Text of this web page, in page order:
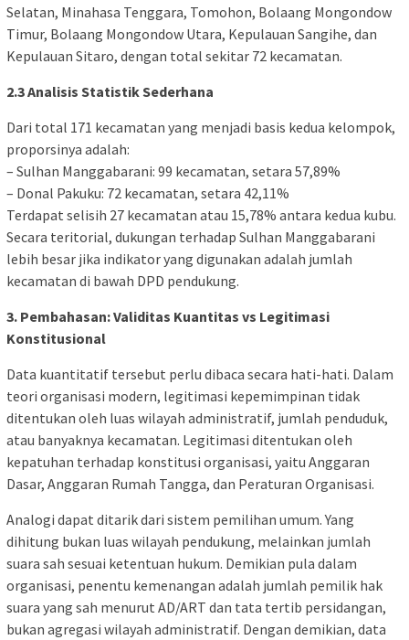
Selatan, Minahasa Tenggara, Tomohon, Bolaang Mongondow
Timur, Bolaang Mongondow Utara, Kepulauan Sangihe, dan
Kepulauan Sitaro, dengan total sekitar 72 kecamatan.
2.3 Analisis Statistik Sederhana
Dari total 171 kecamatan yang menjadi basis kedua kelompok,
proporsinya adalah:
– Sulhan Manggabarani: 99 kecamatan, setara 57,89%
– Donal Pakuku: 72 kecamatan, setara 42,11%
Terdapat selisih 27 kecamatan atau 15,78% antara kedua kubu.
Secara teritorial, dukungan terhadap Sulhan Manggabarani
lebih besar jika indikator yang digunakan adalah jumlah
kecamatan di bawah DPD pendukung.
3. Pembahasan: Validitas Kuantitas vs Legitimasi
Konstitusional
Data kuantitatif tersebut perlu dibaca secara hati-hati. Dalam
teori organisasi modern, legitimasi kepemimpinan tidak
ditentukan oleh luas wilayah administratif, jumlah penduduk,
atau banyaknya kecamatan. Legitimasi ditentukan oleh
kepatuhan terhadap konstitusi organisasi, yaitu Anggaran
Dasar, Anggaran Rumah Tangga, dan Peraturan Organisasi.
Analogi dapat ditarik dari sistem pemilihan umum. Yang
dihitung bukan luas wilayah pendukung, melainkan jumlah
suara sah sesuai ketentuan hukum. Demikian pula dalam
organisasi, penentu kemenangan adalah jumlah pemilik hak
suara yang sah menurut AD/ART dan tata tertib persidangan,
bukan agregasi wilayah administratif. Dengan demikian, data